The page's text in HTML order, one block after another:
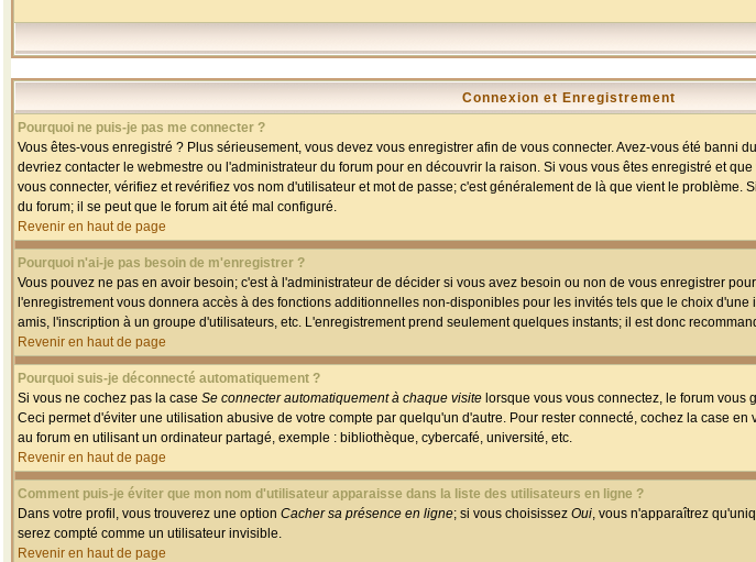
Connexion et Enregistrement
Pourquoi ne puis-je pas me connecter ?
Vous êtes-vous enregistré ? Plus sérieusement, vous devez vous enregistrer afin de vous connecter. Avez-vous été banni
devriez contacter le webmestre ou l'administrateur du forum pour en découvrir la raison. Si vous vous êtes enregistré et
vous connecter, vérifiez et revérifiez vos nom d'utilisateur et mot de passe; c'est généralement de là que vient le problème.
du forum; il se peut que le forum ait été mal configuré.
Revenir en haut de page
Pourquoi n'ai-je pas besoin de m'enregistrer ?
Vous pouvez ne pas en avoir besoin; c'est à l'administrateur de décider si vous avez besoin ou non de vous enregistrer
l'enregistrement vous donnera accès à des fonctions additionnelles non-disponibles pour les invités tels que le choix
amis, l'inscription à un groupe d'utilisateurs, etc. L'enregistrement prend seulement quelques instants; il est donc
Revenir en haut de page
Pourquoi suis-je déconnecté automatiquement ?
Si vous ne cochez pas la case Se connecter automatiquement à chaque visite lorsque vous vous connectez, le forum
Ceci permet d'éviter une utilisation abusive de votre compte par quelqu'un d'autre. Pour rester connecté, cochez la case
au forum en utilisant un ordinateur partagé, exemple : bibliothèque, cybercafé, université, etc.
Revenir en haut de page
Comment puis-je éviter que mon nom d'utilisateur apparaisse dans la liste des utilisateurs en ligne ?
Dans votre profil, vous trouverez une option Cacher sa présence en ligne; si vous choisissez Oui, vous n'apparaîtrez
serez compté comme un utilisateur invisible.
Revenir en haut de page